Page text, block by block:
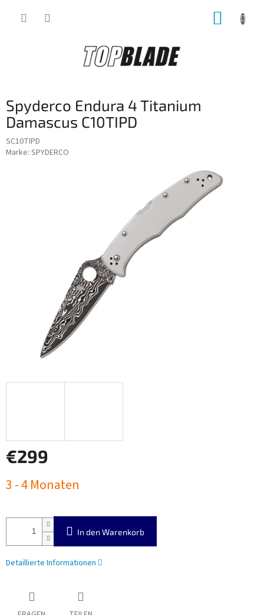
Spyderco Endura 4 Titanium
Damascus C10TIPD
SC10TIPD
Marke: SPYDERCO
€299
3 - 4 Monaten
In den Warenkorb
Detaillierte Informationen